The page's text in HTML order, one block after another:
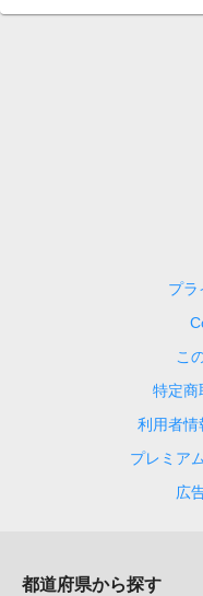
プラ
こ
特定商
利用者情
プレミア
広
都道府県から探す